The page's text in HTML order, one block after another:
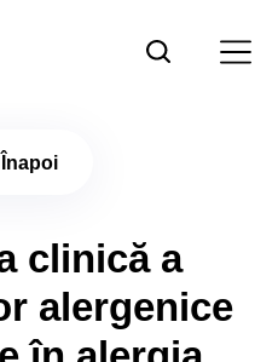
Înapoi
clinică a
alergenice